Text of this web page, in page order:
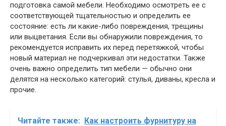
подготовка самой мебели. Необходимо осмотреть ее с
соответствующей тщательностью и определить ее
состояние: есть ли какие-либо повреждения, трещины
или выцветания. Если вы обнаружили повреждения, то
рекомендуется исправить их перед перетяжкой, чтобы
новый материал не подчеркивал эти недостатки. Также
очень важно определить тип мебели — обычно они
делятся на несколько категорий: стулья, диваны, кресла и
прочие.
Читайте также: Как настроить фурнитуру на